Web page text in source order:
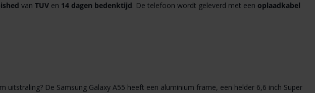
van TUVen 14 dagen bedenktijd. De telefoon wordt geleverd met een oplaadkabel
De Samsung Galaxy A55 heeft een aluminium frame, een helder 6,6 inch Super